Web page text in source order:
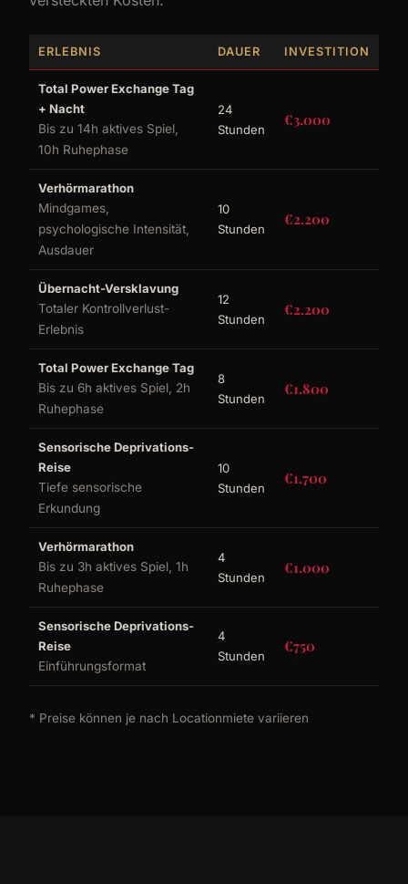
ERLEBNIS DAUER INVESTITION
Total Power Exchange Tag
+ Nacht
Bis zu 14h aktives Spiel,
10h Ruhephase
24
Stunden
€3.000
Verhörmarathon
Mindgames,
psychologische Intensität,
Ausdauer
10
Stunden
€2.200
Übernacht-Versklavung
Totaler Kontrollverlust-
Erlebnis
12
Stunden
€2.200
Total Power Exchange Tag
Bis zu 6h aktives Spiel, 2h
Ruhephase
8
Stunden
€1.800
Sensorische Deprivations-
Reise
Tiefe sensorische
Erkundung
10
Stunden
€1.700
Verhörmarathon
Bis zu 3h aktives Spiel, 1h
Ruhephase
4
Stunden
€1.000
Sensorische Deprivations-
Reise
Einführungsformat
4
Stunden
€750
* Preise können je nach Locationmiete variieren